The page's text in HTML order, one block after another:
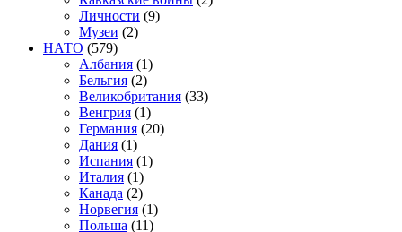
Личности (9)
Музеи (2)
НАТО (579)
Албания (1)
Бельгия (2)
Великобритания (33)
Венгрия (1)
Германия (20)
Дания (1)
Испания (1)
Италия (1)
Канада (2)
Норвегия (1)
Польша (11)